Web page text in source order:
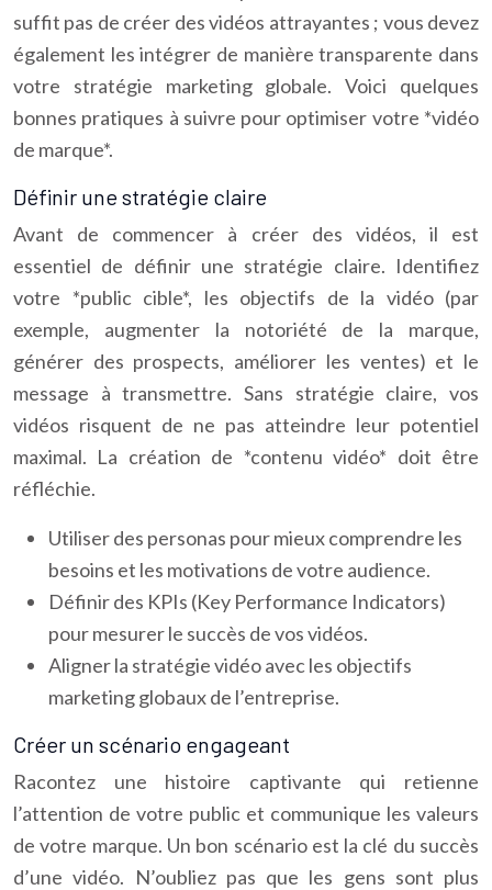
suffit pas de créer des vidéos attrayantes ; vous devez
également les intégrer de manière transparente dans
votre stratégie marketing globale. Voici quelques
bonnes pratiques à suivre pour optimiser votre *vidéo
de marque*.
Définir une stratégie claire
Avant de commencer à créer des vidéos, il est
essentiel de définir une stratégie claire. Identifiez
votre *public cible*, les objectifs de la vidéo (par
exemple, augmenter la notoriété de la marque,
générer des prospects, améliorer les ventes) et le
message à transmettre. Sans stratégie claire, vos
vidéos risquent de ne pas atteindre leur potentiel
maximal. La création de *contenu vidéo* doit être
réfléchie.
Utiliser des personas pour mieux comprendre les
besoins et les motivations de votre audience.
Définir des KPIs (Key Performance Indicators)
pour mesurer le succès de vos vidéos.
Aligner la stratégie vidéo avec les objectifs
marketing globaux de l’entreprise.
Créer un scénario engageant
Racontez une histoire captivante qui retienne
l’attention de votre public et communique les valeurs
de votre marque. Un bon scénario est la clé du succès
d’une vidéo. N’oubliez pas que les gens sont plus